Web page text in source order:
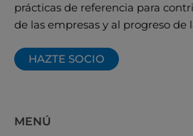
prácticas de referencia para
de las empresas y al progreso de
HAZTE SOCIO
MENÚ